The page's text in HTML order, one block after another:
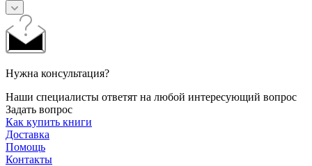
Нужна консультация?
Наши специалисты ответят на любой интересующий вопрос
Задать вопрос
Как купить книги
Доставка
Помощь
Контакты